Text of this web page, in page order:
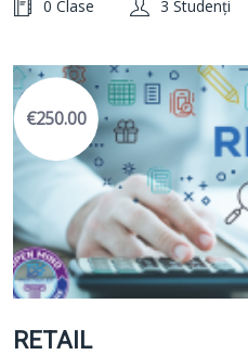
0 Clase 3 Studenți
€250.00
RETAIL